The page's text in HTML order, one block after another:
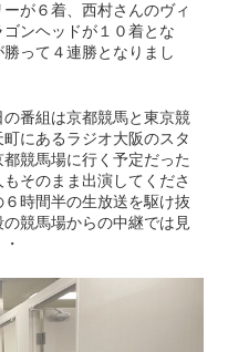
が６着、西村さんのヴィ
ンヘッドが１０着とな
って４連勝となりまし
番組は京都競馬と東京競
にあるラジオ大阪のスタ
競馬場に行く予定だった
そのまま出演してくださ
時間半の生放送を駆け抜
競馬場からの中継では見